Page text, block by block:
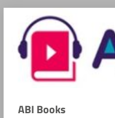
ABI Books